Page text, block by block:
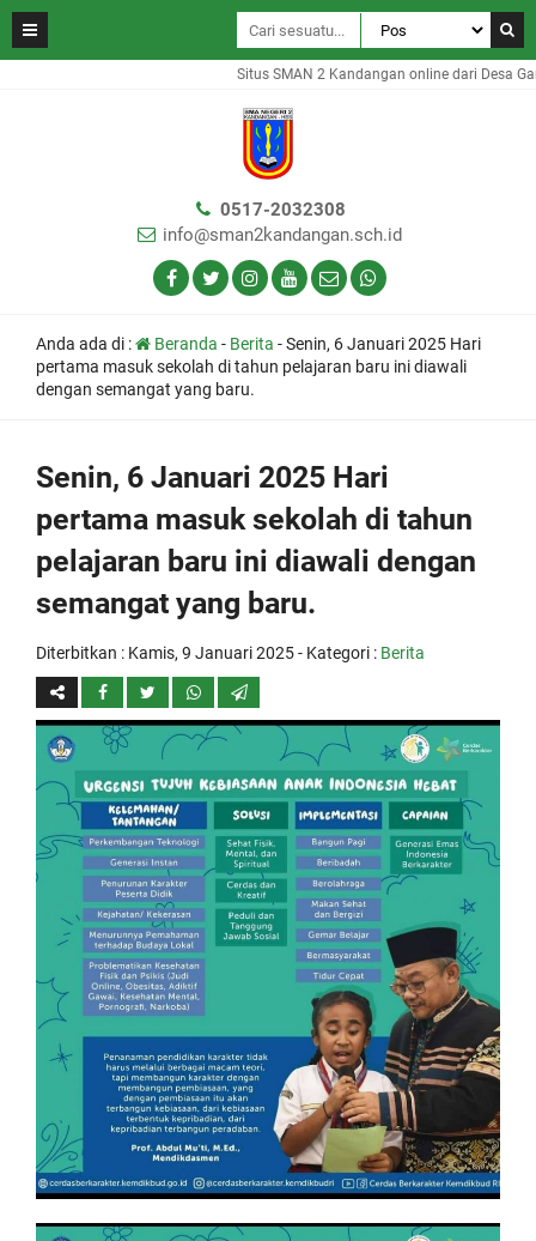
Situs SMAN 2 Kandangan online dari Desa
0517-2032308
info@sman2kandangan.sch.id
Anda ada di : Beranda - Berita -Senin, 6 Januari 2025 Hari
pertama masuk sekolah di tahun pelajaran baru ini diawali
dengan semangat yang baru.
Senin, 6 Januari 2025 Hari
pertama masuk sekolah di tahun
pelajaran baru ini diawali dengan
semangat yang baru.
Diterbitkan : Kamis, 9 Januari 2025- Kategori : Berita